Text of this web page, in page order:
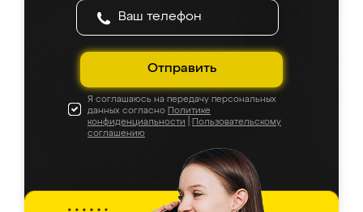
Отправить
Я соглашаюсь на передачу персональных
данных согласно Политике
конфиденциальности
Пользовательскому
соглашению